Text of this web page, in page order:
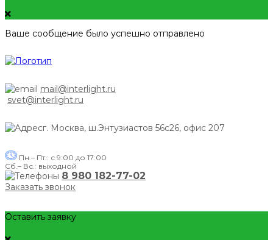
Ваше сообщение было успешно отправлено
mail@interlight.ru
svet@interlight.ru
г. Москва, ш.Энтузиастов 56с26, офис 207
Пн.– Пт.: с 9:00 до 17:00
Сб.– Вс.: выходной
8 980 182-77-02
Заказать звонок
Оставить заявку